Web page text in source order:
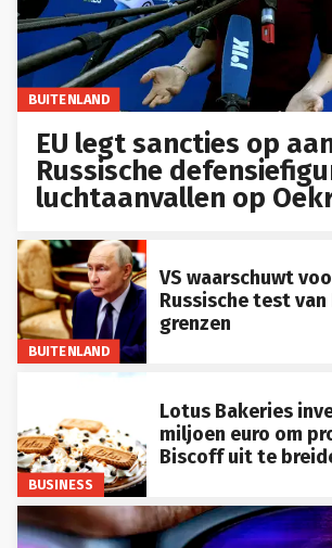
BUITENLAND
EU legt sancties op
Russische
luchtaanvallen op
BUITENLAND
VS waarschuwt
Russische test van
grenzen
BUSINESS
Lotus Bakeries
miljoen euro om
Biscoff uit te